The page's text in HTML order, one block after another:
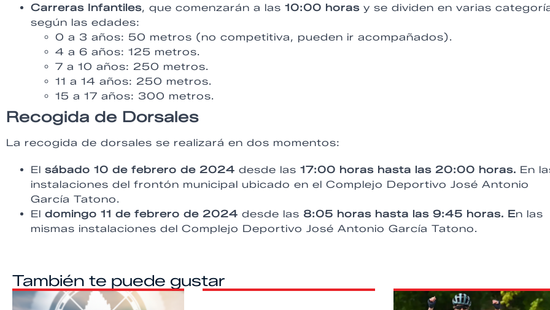
Carreras Infantiles, que comenzarán a las 10:00 horas y se dividen en varias
según las edades:
0 a 3 años: 50 metros (no competitiva, pueden ir acompañados).
4 a 6 años: 125 metros.
7 a 10 años: 250 metros.
11 a 14 años: 250 metros.
15 a 17 años: 300 metros.
Recogida de Dorsales
La recogida de dorsales se realizará en dos momentos:
El sábado 10 de febrero de 2024 desde las 17:00 horas hasta las 20:00 horas. En
instalaciones del frontón municipal ubicado en el Complejo Deportivo José Antonio
García Tatono.
El domingo 11 de febrero de 2024 desde las 8:05 horas hasta las 9:45 horas. En las
mismas instalaciones del Complejo Deportivo José Antonio García Tatono.
También te puede gustar